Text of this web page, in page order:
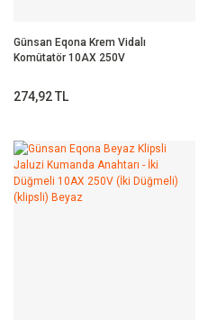
Günsan Eqona Krem Vidalı
Komütatör 10AX 250V
274,92 TL